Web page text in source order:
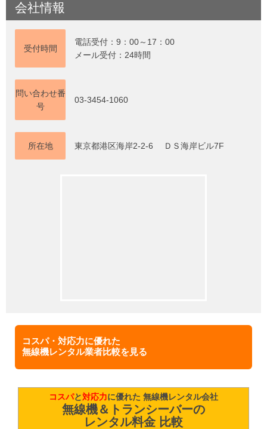
会社情報
受付時間
電話受付：9：00～17：00
メール受付：24時間
問い合わせ番
号
03-3454-1060
所在地 東京都港区海岸2-2-6 ＤＳ海岸ビル7F
コスパ・対応力に優れた
無線機レンタル業者比較を見る
コスパと対応力に優れた 無線機レンタル会社
無線機＆トランシーバーの
レンタル料金 比較